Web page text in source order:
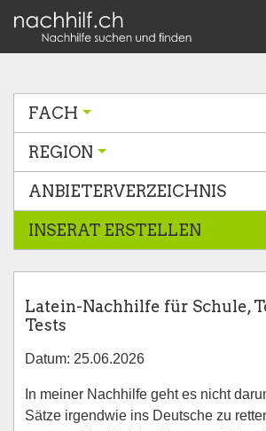
FACH
REGION
ANBIETERVERZEICHNIS
INSERAT ERSTELLEN
Latein-Nachhilfe für Schule,
Tests
Datum: 25.06.2026
In meiner Nachhilfe geht es nicht
Sätze irgendwie ins Deutsche zu